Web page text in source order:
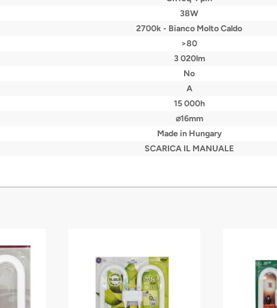
38W
2700k - Bianco Molto Caldo
>80
3 020lm
No
A
15 000h
⌀16mm
Made in Hungary
SCARICA IL MANUALE